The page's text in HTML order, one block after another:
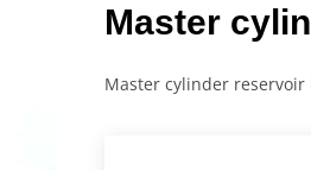
Master
Master cylinder reservoir